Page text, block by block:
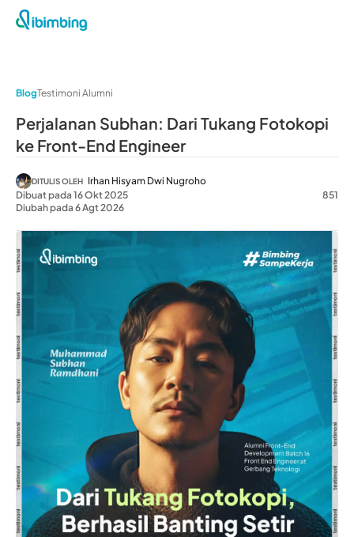
BlogTestimoni Alumni
Perjalanan Subhan: Dari Tukang Fotokopi
ke Front-End Engineer
DITULIS OLEH Irhan Hisyam Dwi Nugroho
Dibuat pada 16 Okt 2025
Diubah pada 6 Agt 2026
851